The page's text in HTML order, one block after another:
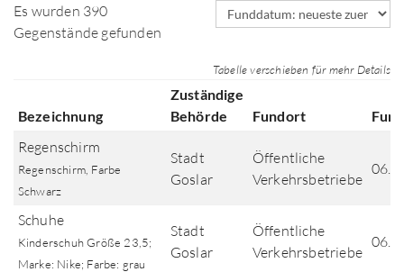
Es wurden 390
Gegenstände gefunden
Sortierfeld
Tabelle verschieben für mehr Details
Bezeichnung
Zuständige
Behörde
Fundort
Regenschirm
Regenschirm, Farbe
Schwarz
Stadt
Goslar
Öffentliche
Verkehrsbetriebe
Schuhe
Kinderschuh Größe 23,5;
Marke: Nike; Farbe: grau
Stadt
Goslar
Öffentliche
Verkehrsbetriebe